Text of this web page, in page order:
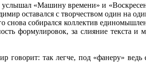
услышал «Машину времени» и
оставался с творчеством один на
снова собирался коллектив
формулировок, за слияние текста и
говорит: так легче, под «фанеру»